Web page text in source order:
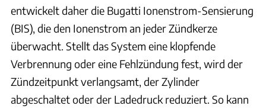
entwickelt daher die Bugatti Ionenstrom-Sensierung
(BIS), die den Ionenstrom an jeder Zündkerze
überwacht. Stellt das System eine klopfende
Verbrennung oder eine Fehlzündung fest, wird der
Zündzeitpunkt verlangsamt, der Zylinder
abgeschaltet oder der Ladedruck reduziert. So kann